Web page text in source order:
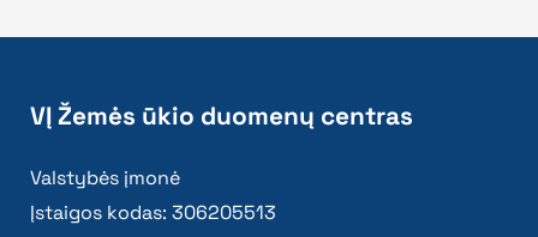
VĮ Žemės ūkio duomenų centras
Valstybės įmonė
Įstaigos kodas: 306205513